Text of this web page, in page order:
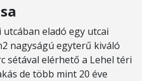
eladó egy utcai
nagyságú egyterű kiváló
sétával elérhető a Lehel téri
de több mint 20 éve